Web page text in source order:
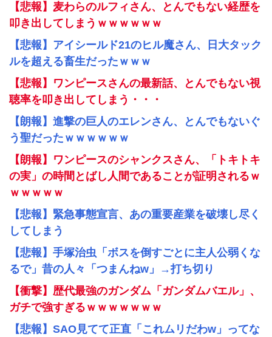
【悲報】麦わらのルフィさん、とんでもない経歴を
叩き出してしまうｗｗｗｗｗｗ
【悲報】アイシールド21のヒル魔さん、日大タック
ルを超える畜生だったｗｗｗ
【悲報】ワンピースさんの最新話、とんでもない視
聴率を叩き出してしまう・・・
【朗報】進撃の巨人のエレンさん、とんでもないぐ
う聖だったｗｗｗｗｗｗ
【朗報】ワンピースのシャンクスさん、「トキトキ
の実」の時間とばし人間であることが証明されるｗ
ｗｗｗｗｗ
【悲報】緊急事態宣言、あの重要産業を破壊し尽く
してしまう
【悲報】手塚治虫「ボスを倒すごとに主人公弱くな
るで」昔の人々「つまんねw」→打ち切り
【衝撃】歴代最強のガンダム「ガンダムバエル」、
ガチで強すぎるｗｗｗｗｗｗｗ
【悲報】SAO見てて正直「これムリだわw」ってな